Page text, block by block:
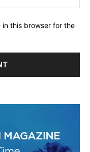
in this browser for the